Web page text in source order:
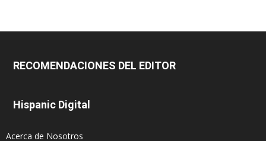
RECOMENDACIONES DEL EDITOR
Hispanic Digital
Acerca de Nosotros